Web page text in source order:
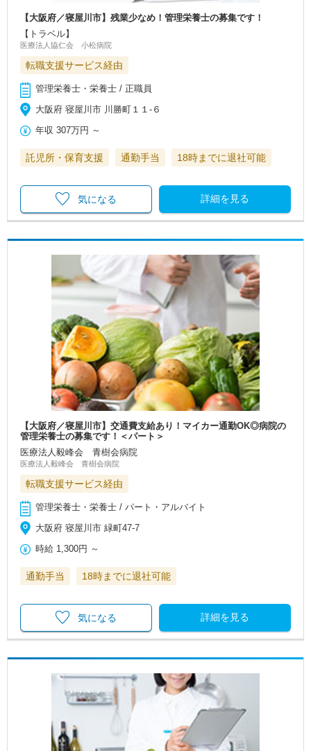
【大阪府／寝屋川市】残業少なめ！管理栄養士の募集です！
【トラベル】
医療法人協仁会 小松病院
転職支援サービス経由
管理栄養士・栄養士 / 正職員
大阪府 寝屋川市 川勝町１１-６
年収 307万円 ～
託児所・保育支援 通勤手当 18時までに退社可能
詳細を見る
気になる
【大阪府／寝屋川市】交通費支給あり！マイカー通勤OK◎病院の
管理栄養士の募集です！＜パート＞
医療法人毅峰会 青樹会病院
医療法人毅峰会 青樹会病院
転職支援サービス経由
管理栄養士・栄養士 / パート・アルバイト
大阪府 寝屋川市 緑町47-7
時給 1,300円 ～
通勤手当 18時までに退社可能
詳細を見る
気になる